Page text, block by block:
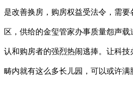
是改善换房，购房权益受法令，需
区，供给的金玺管家办事质量怨声
认和购房者的强烈热闹逃捧。让科技
畴内就有这么多长儿园，可以或许满